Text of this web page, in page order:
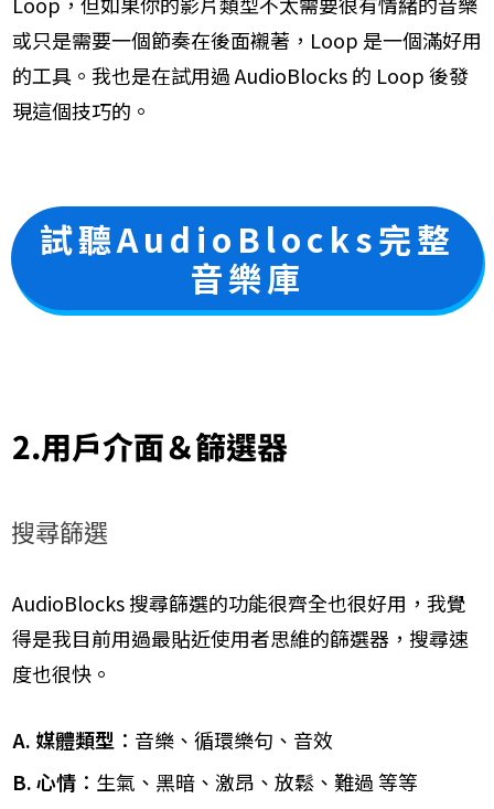
或只是需要一個節奏在後面襯著，Loop 是一個滿好用
的工具。我也是在試用過 AudioBlocks 的 Loop 後發
現這個技巧的。
​試聽AudioBlocks完整
音樂庫
2.用戶介面＆篩選器
搜尋篩選
AudioBlocks 搜尋篩選的功能很齊全也很好用，我覺
得是我目前用過最貼近使用者思維的篩選器，搜尋速
度也很快。
A. 媒體類型 ：音樂、循環樂句、音效
B. 心情 ：生氣、黑暗、激昂、放鬆、難過 等等